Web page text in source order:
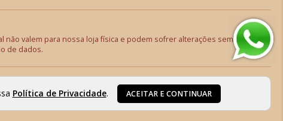
valem para nossa loja física e podem sofrer alterações sem aviso
de dados.
Política de Privacidade. ACEITAR E CONTINUAR